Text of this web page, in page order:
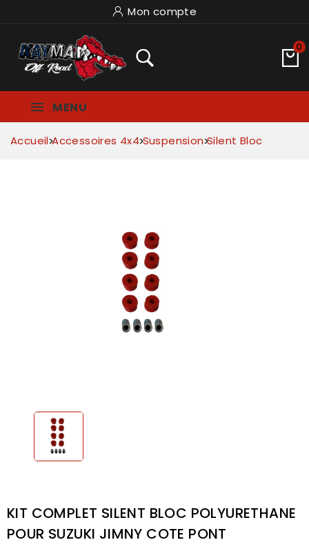
Mon compte
0
MENU
Accueil Accessoires 4x4 Suspension Silent Bloc
KIT COMPLET SILENT BLOC POLYURETHANE
POUR SUZUKI JIMNY COTE PONT